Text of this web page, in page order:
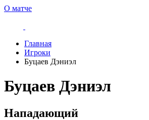
О матче
Главная
Игроки
Буцаев Дэниэл
Буцаев Дэниэл
Нападающий